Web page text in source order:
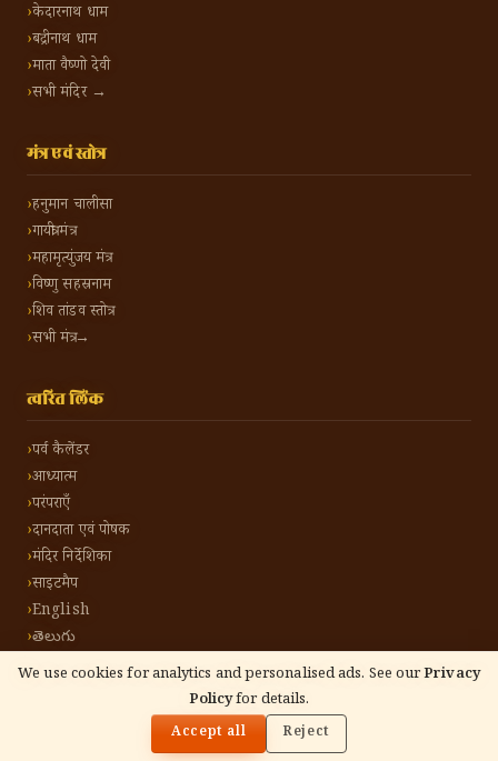
We use cookies for analytics and personalised ads. See ourPrivacy
Policyfor details.
Accept all Reject
केदारनाथ धाम
बद्रीनाथ धाम
माता वैष्णो देवी
सभी मंदिर →
मंत्र एवं स्तोत्र
हनुमान चालीसा
गायत्री मंत्र
महामृत्युंजय मंत्र
विष्णु सहस्रनाम
शिव तांडव स्तोत्र
सभी मंत्र →
त्वरित लिंक
पर्व कैलेंडर
आध्यात्म
परंपराएँ
दानदाता एवं पोषक
मंदिर निर्देशिका
साइटमैप
English
తెలుగు
हिंदू टोन हिंदी। सर्वाधिकार सुरक्षित। गोपनीयता नीति